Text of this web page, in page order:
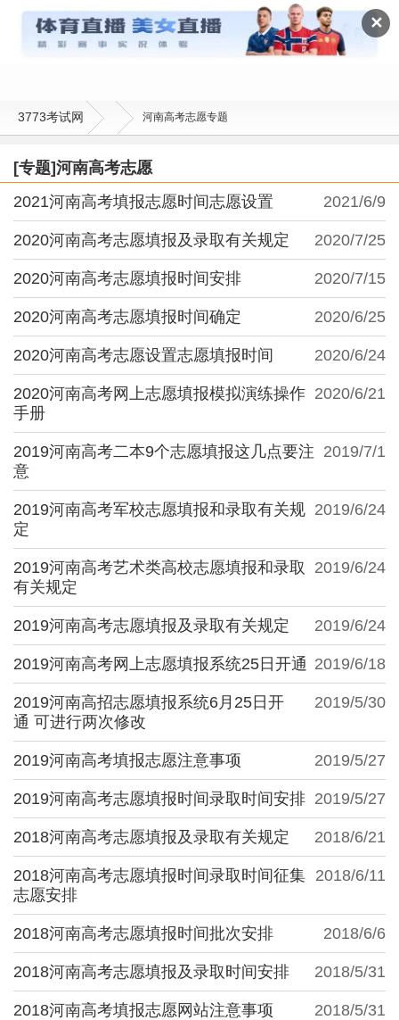
✕
河南高考志愿
3773考试网 河南高考志愿专题
[专题]河南高考志愿
2021/6/9
2021河南高考填报志愿时间志愿设置
2020/7/25
2020河南高考志愿填报及录取有关规定
2020/7/15
2020河南高考志愿填报时间安排
2020/6/25
2020河南高考志愿填报时间确定
2020/6/24
2020河南高考志愿设置志愿填报时间
2020/6/21
2020河南高考网上志愿填报模拟演练操作
手册
2019/7/1
2019河南高考二本9个志愿填报这几点要注
意
2019/6/24
2019河南高考军校志愿填报和录取有关规
定
2019/6/24
2019河南高考艺术类高校志愿填报和录取
有关规定
2019/6/24
2019河南高考志愿填报及录取有关规定
2019/6/18
2019河南高考网上志愿填报系统25日开通
2019/5/30
2019河南高招志愿填报系统6月25日开
通 可进行两次修改
2019/5/27
2019河南高考填报志愿注意事项
2019/5/27
2019河南高考志愿填报时间录取时间安排
2018/6/21
2018河南高考志愿填报及录取有关规定
2018/6/11
2018河南高考志愿填报时间录取时间征集
志愿安排
2018/6/6
2018河南高考志愿填报时间批次安排
2018/5/31
2018河南高考志愿填报及录取时间安排
2018/5/31
2018河南高考填报志愿网站注意事项